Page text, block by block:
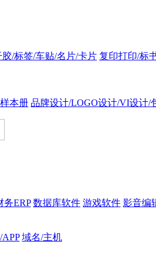
胶/标签/车贴/名片/卡片 复印打印/标
本册 品牌设计/LOGO设计/VI设计/
务ERP 数据库软件 游戏软件 影音编
域名/主机